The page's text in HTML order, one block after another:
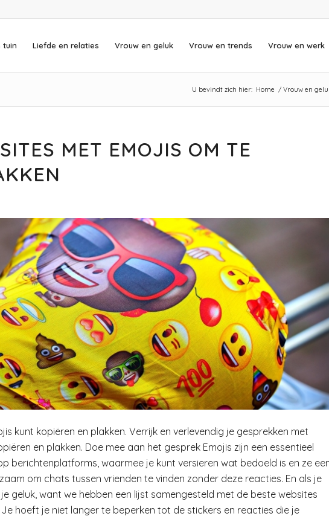
tuin Liefde en relaties Vrouw en geluk Vrouw en trends Vrouw en werk
U bevindt zich hier: Home / Vrouw en
MET EMOJIS OM TE
kunt kopiëren en plakken. Verrijk en verlevendig je gesprekken met
en plakken. Doe mee aan het gesprek Emojis zijn een essentieel
berichtenplatforms, waarmee je kunt versieren wat bedoeld is en ze
om chats tussen vrienden te vinden zonder deze reacties. En als je
geluk, want we hebben een lijst samengesteld met de beste websites
hoeft je niet langer te beperken tot de stickers en reacties die je